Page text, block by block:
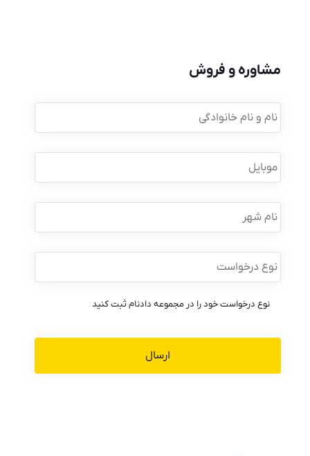
مشاوره و فروش
نام
و
نام
موبایل *
نام
شهر
نوع
درخواست *
نوع درخواست خود را در مجموعه دادنام ثبت کنید